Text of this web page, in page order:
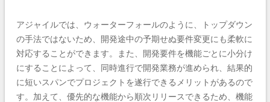
アジャイルでは、ウォーターフォールのように、トップダウン
の手法ではないため、開発途中の予期せぬ要件変更にも柔軟に
対応することができます。また、開発要件を機能ごとに小分け
にすることによって、同時進行で開発業務が進められ、結果的
に短いスパンでプロジェクトを遂行できるメリットがあるので
す。加えて、優先的な機能から順次リリースできるため、機能